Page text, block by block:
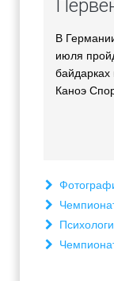
В
июля
байдарках
Каноэ